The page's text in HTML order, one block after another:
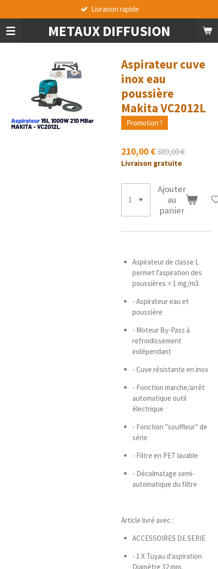
au
contenu
principal
METAUX DIFFUSION
Livraison rapide
Aspirateur cuve
inox eau
poussière
Makita VC2012L
Promotion !
210,00 €389,00 €
Livraison gratuite
Ajouter
au
panier
Aspirateur de classe L
permet l'aspiration des
poussières > 1 mg/m3.
- Aspirateur eau et
poussière
- Moteur By-Pass à
refroidissement
indépendant
- Cuve résistante en inox
- Fonction marche/arrêt
automatique outil
électrique
- Fonction ''souffleur'' de
série
- Filtre en PET lavable
- Décolmatage semi-
automatique du filtre
Article livré avec :
ACCESSOIRES DE SERIE
- 1 X Tuyau d'aspiration
Diamètre 32 mm,